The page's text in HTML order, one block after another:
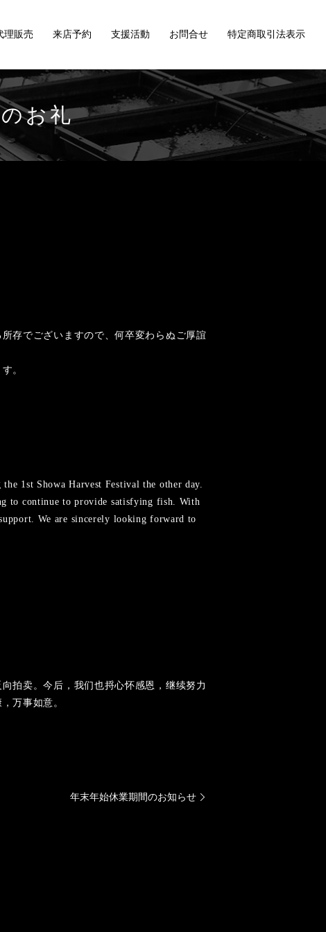
理販売 来店予約 支援活動 お問合せ 特定商取引法表示
お礼
存でございますので、何卒変わらぬご厚誼
。
1st Showa Harvest Festival the other day.
to continue to provide satisfying fish. With
We are sincerely looking forward to
拍卖。今后，我们也捋心怀感恩，继续努力
万事如意。
年末年始休業期間のお知らせ